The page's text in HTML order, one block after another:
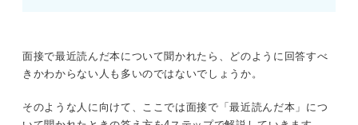
面接で最近読んだ本について聞かれたら、どのように回答すべ
きかわからない人も多いのではないでしょうか。
そのような人に向けて、ここでは面接で「最近読んだ本」につ